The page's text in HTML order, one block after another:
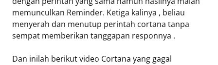
memunculkan Reminder. Ketiga kalinya , beliau
menyerah dan menutup perintah cortana tanpa
sempat memberikan tanggapan responnya .
Dan inilah berikut video Cortana yang gagal